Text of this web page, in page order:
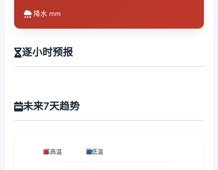
降水 mm
逐小时预报
未来7天趋势